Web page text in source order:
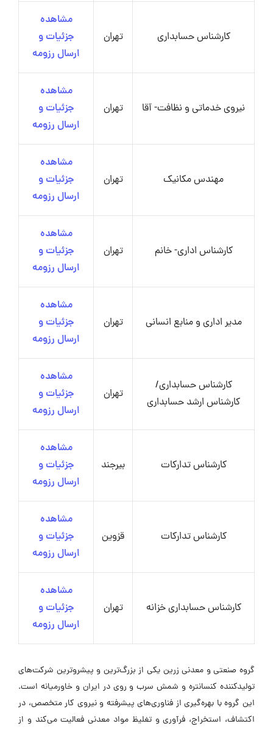
کارشناس حسابداری تهران
مشاهده
جزئیات و
ارسال رزومه
نیروی خدماتی و نظافت- آقا تهران
مشاهده
جزئیات و
ارسال رزومه
مهندس مکانیک تهران
مشاهده
جزئیات و
ارسال رزومه
کارشناس اداری- خانم تهران
مشاهده
جزئیات و
ارسال رزومه
مدیر اداری و منابع انسانی تهران
مشاهده
جزئیات و
ارسال رزومه
کارشناس حسابداری/
کارشناس ارشد حسابداری
تهران
مشاهده
جزئیات و
ارسال رزومه
کارشناس تدارکات بیرجند
مشاهده
جزئیات و
ارسال رزومه
کارشناس تدارکات قزوین
مشاهده
جزئیات و
ارسال رزومه
کارشناس حسابداری خزانه تهران
مشاهده
جزئیات و
ارسال رزومه
گروه صنعتی و معدنی زرین یکی از بزرگ‌ترین و پیشروترین شرکت‌های
تولیدکننده کنسانتره و شمش سرب و روی در ایران و خاورمیانه است.
این گروه با بهره‌گیری از فناوری‌های پیشرفته و نیروی کار متخصص، در
اکتشاف، استخراج، فرآوری و تغلیظ مواد معدنی فعالیت می‌کند و از